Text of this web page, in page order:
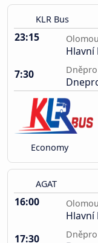
KLR Bus
23:15
Hlavní
7:30
Dněpro
Economy
AGAT
16:00
Hlavní
17:30
Dněpro